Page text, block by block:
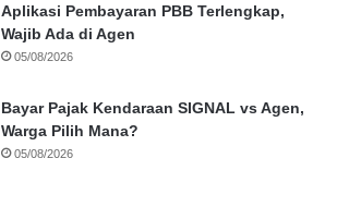
Aplikasi Pembayaran PBB Terlengkap,
Wajib Ada di Agen
05/08/2026
Bayar Pajak Kendaraan SIGNAL vs Agen,
Warga Pilih Mana?
05/08/2026